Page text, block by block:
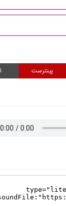
پینترست